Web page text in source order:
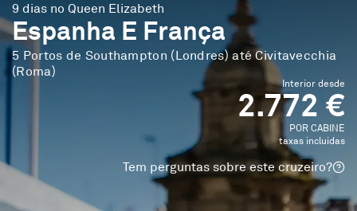
9 dias no Queen Elizabeth
Espanha E França
5 Portos de Southampton (Londres) até Civitavecchia
(Roma)
Interior desde
2.772 €
POR CABINE
taxas incluidas
Tem perguntas sobre este cruzeiro?